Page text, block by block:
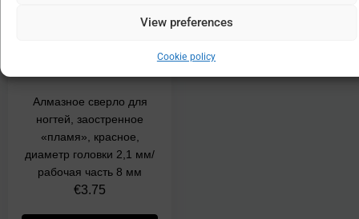
View preferences
Cookie policy
Алмазное сверло для
ногтей, заостренное
«пламя», красное,
диаметр головки 2,1 мм/
рабочая часть 8 мм
€3.75